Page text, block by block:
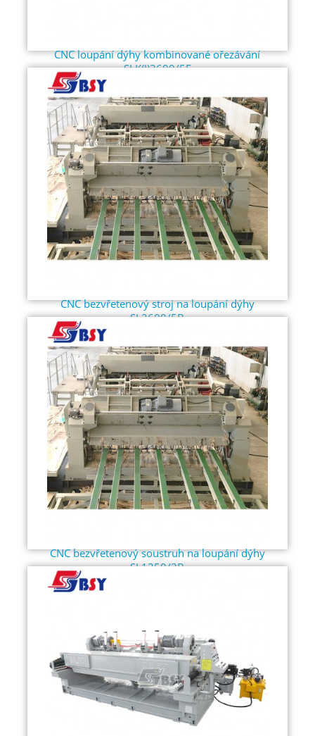
CNC loupání dýhy kombinované ořezávání
SLK(J)2600/5F
CNC bezvřetenový stroj na loupání dýhy
SL2600/5B
CNC bezvřetenový soustruh na loupání dýhy
SL1350/3B